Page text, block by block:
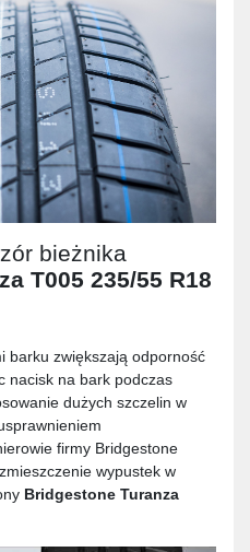
bieżnika
T005 235/55 R18
barku zwiększają odporność
nacisk na bark podczas
dużych szczelin w
firmy Bridgestone
wypustek w
Bridgestone Turanza